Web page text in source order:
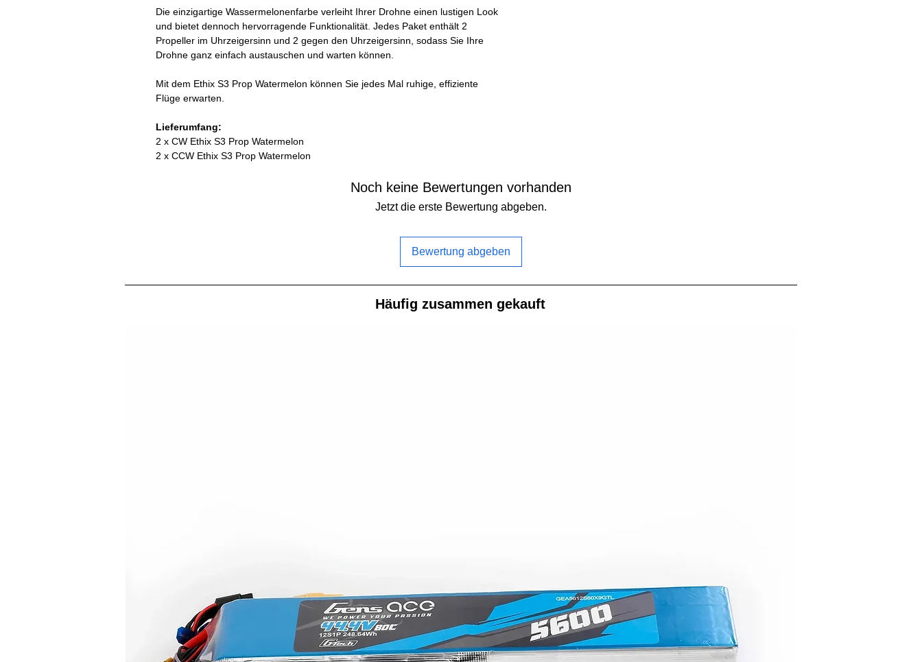
Die einzigartige Wassermelonenfarbe verleiht Ihrer Drohne einen lustigen Look
und bietet dennoch hervorragende Funktionalität. Jedes Paket enthält 2
Propeller im Uhrzeigersinn und 2 gegen den Uhrzeigersinn, sodass Sie Ihre
Drohne ganz einfach austauschen und warten können.
Mit dem Ethix S3 Prop Watermelon können Sie jedes Mal ruhige, effiziente
Flüge erwarten.
Lieferumfang:
2 x CW Ethix S3 Prop Watermelon
2 x CCW Ethix S3 Prop Watermelon
Noch keine Bewertungen vorhanden
Jetzt die erste Bewertung abgeben.
Bewertung abgeben
Häufig zusammen gekauft